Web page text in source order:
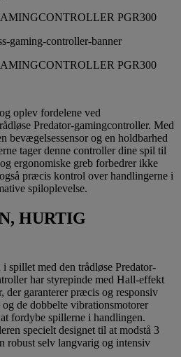
PGR300
PGR300
oplev fordelene ved
Predator-gamingcontroller. Med
bevægelsessensor og en holdbarhed
tager denne controller dine spil til
ergonomiske greb forbedrer ikke
præcis kontrol over handlingerne i
spiloplevelse.
HURTIG
spillet med den trådløse Predator-
har styrepinde med Hall-effekt
der garanterer præcis og responsiv
de dobbelte vibrationsmotorer
fordybe spillerne i handlingen.
specielt designet til at modstå 3
robust selv langvarig og intensiv